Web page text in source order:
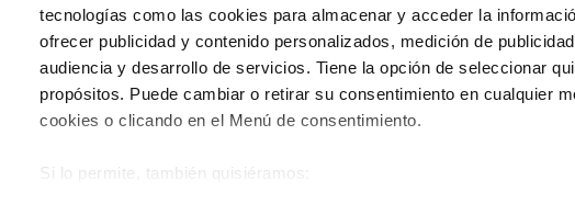
tecnologías como las cookies para almacenar y acceder la
ofrecer publicidad y contenido personalizados, medición de
audiencia y desarrollo de servicios. Tiene la opción de seleccionar
propósitos. Puede cambiar o retirar su consentimiento en cualquier
cookies o clicando en el Menú de consentimiento.
Si lo permite, también quisiéramos: